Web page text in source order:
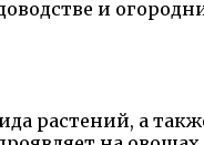
и
растений, а